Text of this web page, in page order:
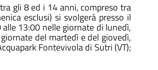
gli 8 ed i 14 anni, compreso tra
esclusi) si svolgerà presso il
13:00 nelle giornate di lunedì,
del martedì e del giovedì,
Fontevivola di Sutri (VT);